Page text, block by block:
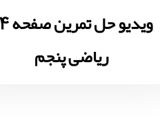
ویدیو
ریاضی پنجم